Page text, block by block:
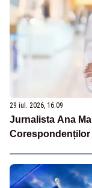
29 iul. 2026, 16:09
Jurnalista Ana
Corespondenților